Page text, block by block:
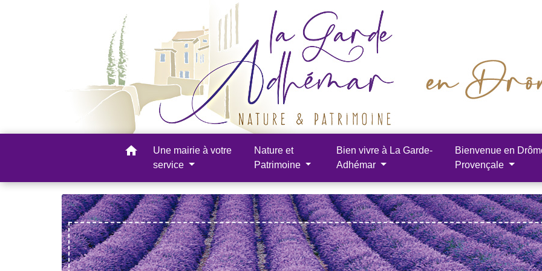
home
Une mairie à votre
service
Nature et
Patrimoine
Bien vivre à La Garde-
Adhémar
Bienvenue en
Provençale